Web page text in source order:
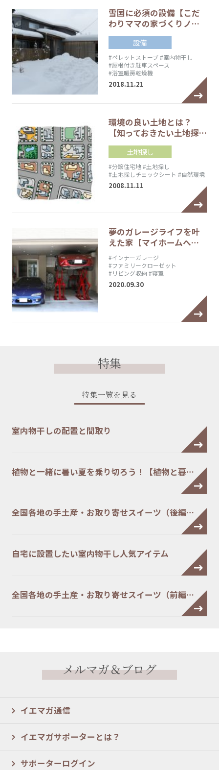
雪国に必須の設備【こだ
わりママの家づくりノ…
設備
#ペレットストーブ#室内物干し
#屋根付き駐車スペース
#浴室暖房乾燥機
2018.11.21
環境の良い土地とは？
【知っておきたい土地探…
土地探し
#分譲住宅地#土地探し
#土地探しチェックシート #自然環境
2008.11.11
夢のガレージライフを叶
えた家【マイホームへ…
#インナーガレージ
#ファミリークローゼット
#リビング収納 #寝室
2020.09.30
特集
特集一覧を見る
室内物干しの配置と間取り
植物と一緒に暑い夏を乗り切ろう！【植物と暮…
全国各地の手土産・お取り寄せスイーツ（後編…
自宅に設置したい室内物干し人気アイテム
全国各地の手土産・お取り寄せスイーツ（前編…
メルマガ＆ブログ
イエマガ通信
イエマガサポーターとは？
サポーターログイン